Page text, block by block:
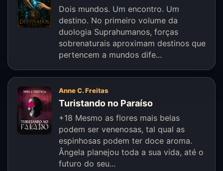
Dois mundos. Um encontro. Um
destino. No primeiro volume da
duologia Suprahumanos, forças
sobrenaturais aproximam destinos que
pertencem a mundos dife...
Anne C. Freitas
Turistando no Paraíso
+18 Mesmo as flores mais belas
podem ser venenosas, tal qual as
espinhosas podem ter doce aroma.
Ângela planejou toda a sua vida, até o
futuro do seu...